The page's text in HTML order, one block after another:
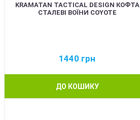
KRAMATAN TACTICAL DESIGN КОФТА
СТАЛЕВІ ВОЇНИ COYOTE
1440 грн
ДО КОШИКУ